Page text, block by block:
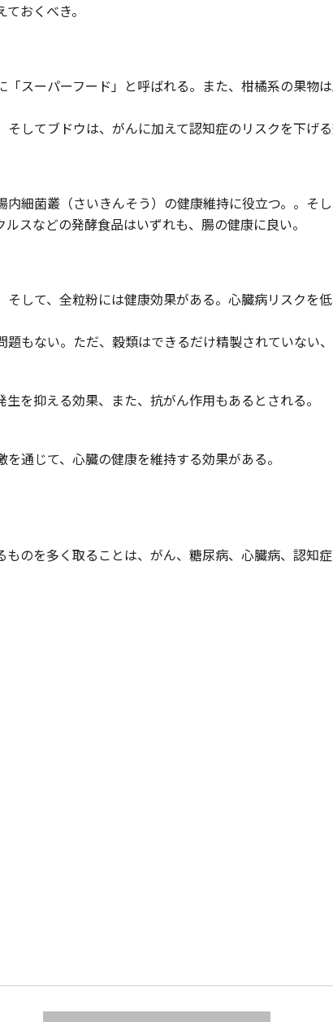
おくべき。
スーパーフード」と呼ばれる。また、柑橘系の果物
してブドウは、がんに加えて認知症のリスクを下げる
細菌叢（さいきんそう）の健康維持に役立つ。。そ
スなどの発酵食品はいずれも、腸の健康に良い。
して、全粒粉には健康効果がある。心臓病リスクを
もない。ただ、穀類はできるだけ精製されていない
を抑える効果、また、抗がん作用もあるとされる。
通じて、心臓の健康を維持する効果がある。
のを多く取ることは、がん、糖尿病、心臓病、認知